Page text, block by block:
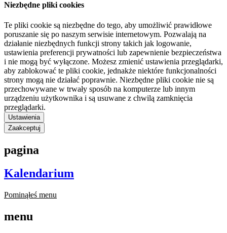
Niezbędne pliki cookies
Te pliki cookie są niezbędne do tego, aby umożliwić prawidłowe
poruszanie się po naszym serwisie internetowym. Pozwalają na
działanie niezbędnych funkcji strony takich jak logowanie,
ustawienia preferencji prywatności lub zapewnienie bezpieczeństwa
i nie mogą być wyłączone. Możesz zmienić ustawienia przeglądarki,
aby zablokować te pliki cookie, jednakże niektóre funkcjonalności
strony mogą nie działać poprawnie. Niezbędne pliki cookie nie są
przechowywane w trwały sposób na komputerze lub innym
urządzeniu użytkownika i są usuwane z chwilą zamknięcia
przeglądarki.
Ustawienia
Zaakceptuj
pagina
Kalendarium
Pominąłeś menu
menu